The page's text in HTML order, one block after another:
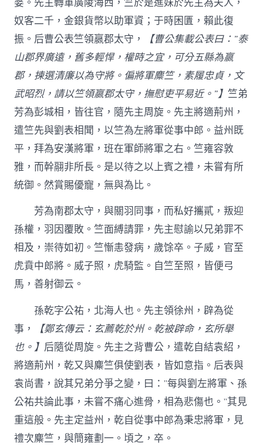
婆。先主轉軍廣陵海西，竺於是進妹於先主為夫人，
奴客二千，金銀貨幣以助軍資；于時困匱，賴此復
振。后曹公表竺領嬴郡太守，
【曹公集載公表曰：”泰
山郡界廣遠，舊多輕悍，權時之宜，可分五縣為嬴
郡，揀選清廉以為守將。偏將軍麋竺，素履忠貞，文
武昭烈，請以竺領嬴郡太守，撫慰吏平易近。”】 竺弟
芳為彭城相，皆往官，隨先主周旋。先主將適荊州，
遣竺先與劉表相聞，以竺為左將軍從事中郎。益州既
平，拜為安漢將軍，班在軍師將軍之右。竺雍容敦
雅，而幹翮非所長。是以待之以上賓之禮，未嘗有所
統御。然賞賜優寵，無與為比。
芳為南郡太守，與關羽同事，而私好攜貳，叛迎
孫權，羽因覆敗。竺面縛請罪，先主慰諭以兄弟罪不
相及，崇待如初。竺慚恚發病，歲馀卒。子威，官至
虎賁中郎將。威子照，虎騎監。自竺至照，皆便弓
馬，善射御云。
孫乾字公祐，北海人也。先主領徐州，辟為從
事，
【鄭玄傳云：玄薦乾於州。乾被辟命，玄所舉
也。】 后隨從周旋。先主之背曹公，遣乾自結袁紹，
將適荊州，乾又與麋竺俱使劉表，皆如意指。后表與
袁尚書，說其兄弟分爭之變，曰：”每與劉左將軍、孫
公祐共論此事，未嘗不痛心進骨，相為悲傷也。”其見
重這般。先主定益州，乾自從事中郎為秉忠將軍，見
禮次麋竺，與簡雍劃一。頃之，卒。